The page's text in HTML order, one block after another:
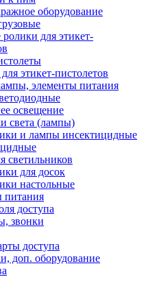
оборудование
для этикет-
этикет-пистолетов
элементы питания
освещение
света (лампы)
и лампы инсектицидные
светильников
для досок
настольные
питания
доступа
звонки
доступа
доп. оборудование